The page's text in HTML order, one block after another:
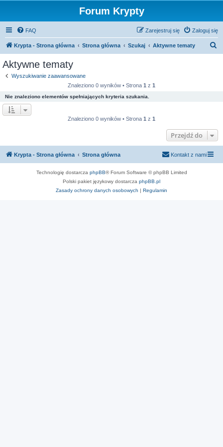
Forum Krypty
FAQ Zaloguj się
Zarejestruj się
Krypta - Strona główna Strona główna Szukaj Aktywne tematy
Aktywne tematy
Wyszukiwanie zaawansowane
Znaleziono 0 wyników • Strona 1 z 1
Nie znaleziono elementów spełniających kryteria szukania.
Znaleziono 0 wyników • Strona 1 z 1
Przejdź do
Krypta - Strona główna Strona główna Kontakt z nami
Technologię dostarcza phpBB® Forum Software © phpBB Limited
Polski pakiet językowy dostarcza phpBB.pl
Zasady ochrony danych osobowych | Regulamin